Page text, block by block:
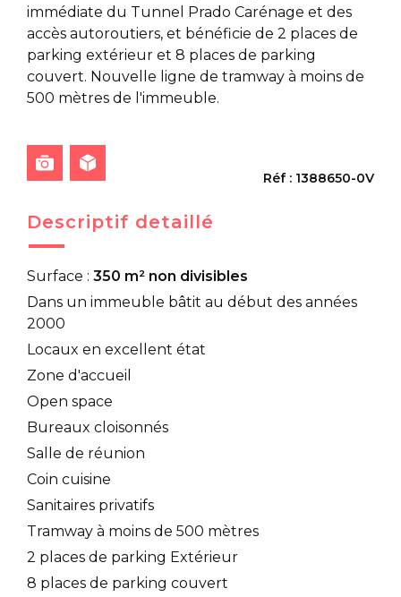
immédiate du Tunnel Prado Carénage et des
accès autoroutiers, et bénéficie de 2 places de
parking extérieur et 8 places de parking
couvert. Nouvelle ligne de tramway à moins de
500 mètres de l'immeuble.
Réf : 1388650-0V
Descriptif detaillé
Surface : 350 m² non divisibles
Dans un immeuble bâtit au début des années
2000
Locaux en excellent état
Zone d'accueil
Open space
Bureaux cloisonnés
Salle de réunion
Coin cuisine
Sanitaires privatifs
Tramway à moins de 500 mètres
2 places de parking Extérieur
8 places de parking couvert